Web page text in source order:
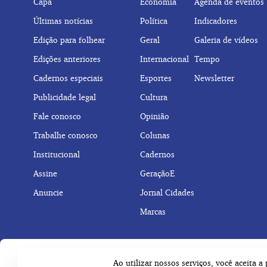
Ao utilizar nossos serviços, você aceita
Últimas notícias
Edição para folhear
Edições anteriores
Cadernos especiais
Publicidade legal
Fale conosco
Trabalhe conosco
Institucional
Assine
Anuncie
Política
Geral
Internacional
Esportes
Cultura
Opinião
Colunas
Cadernos
GeraçãoE
Jornal Cidades
Marcas
Indicadores
Galeria de vídeos
Tempo
Newsletter